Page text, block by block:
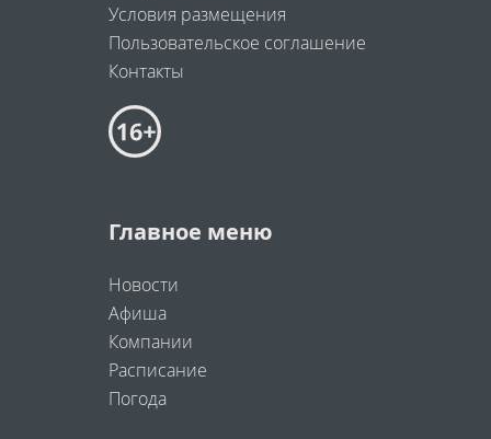
Условия размещения
Пользовательское соглашение
Контакты
Главное меню
Новости
Афиша
Компании
Расписание
Погода